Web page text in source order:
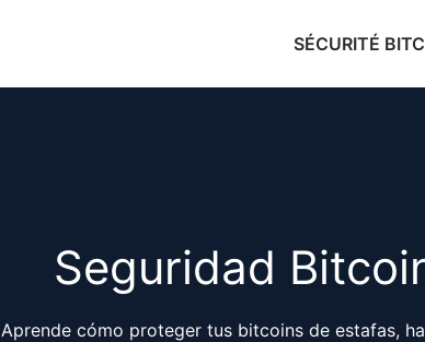
SÉCURITÉ
Seguridad
Aprende cómo proteger tus bitcoins de estafas,